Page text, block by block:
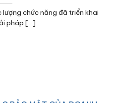
chức năng đã triển khai
pháp [...]